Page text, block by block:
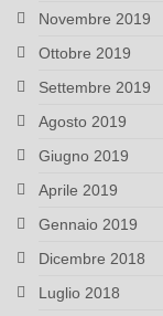
Novembre 2019
Ottobre 2019
Settembre 2019
Agosto 2019
Giugno 2019
Aprile 2019
Gennaio 2019
Dicembre 2018
Luglio 2018